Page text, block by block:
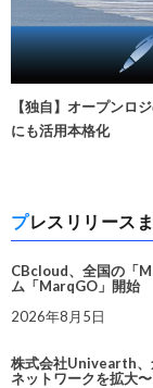
【独自】オープンロ
にも活用本格化
プレスリリース
CBcloud、全国の「
ム「MarqGO」開始
2026年8月5日
株式会社Univearth、
ネットワークを拡大〜